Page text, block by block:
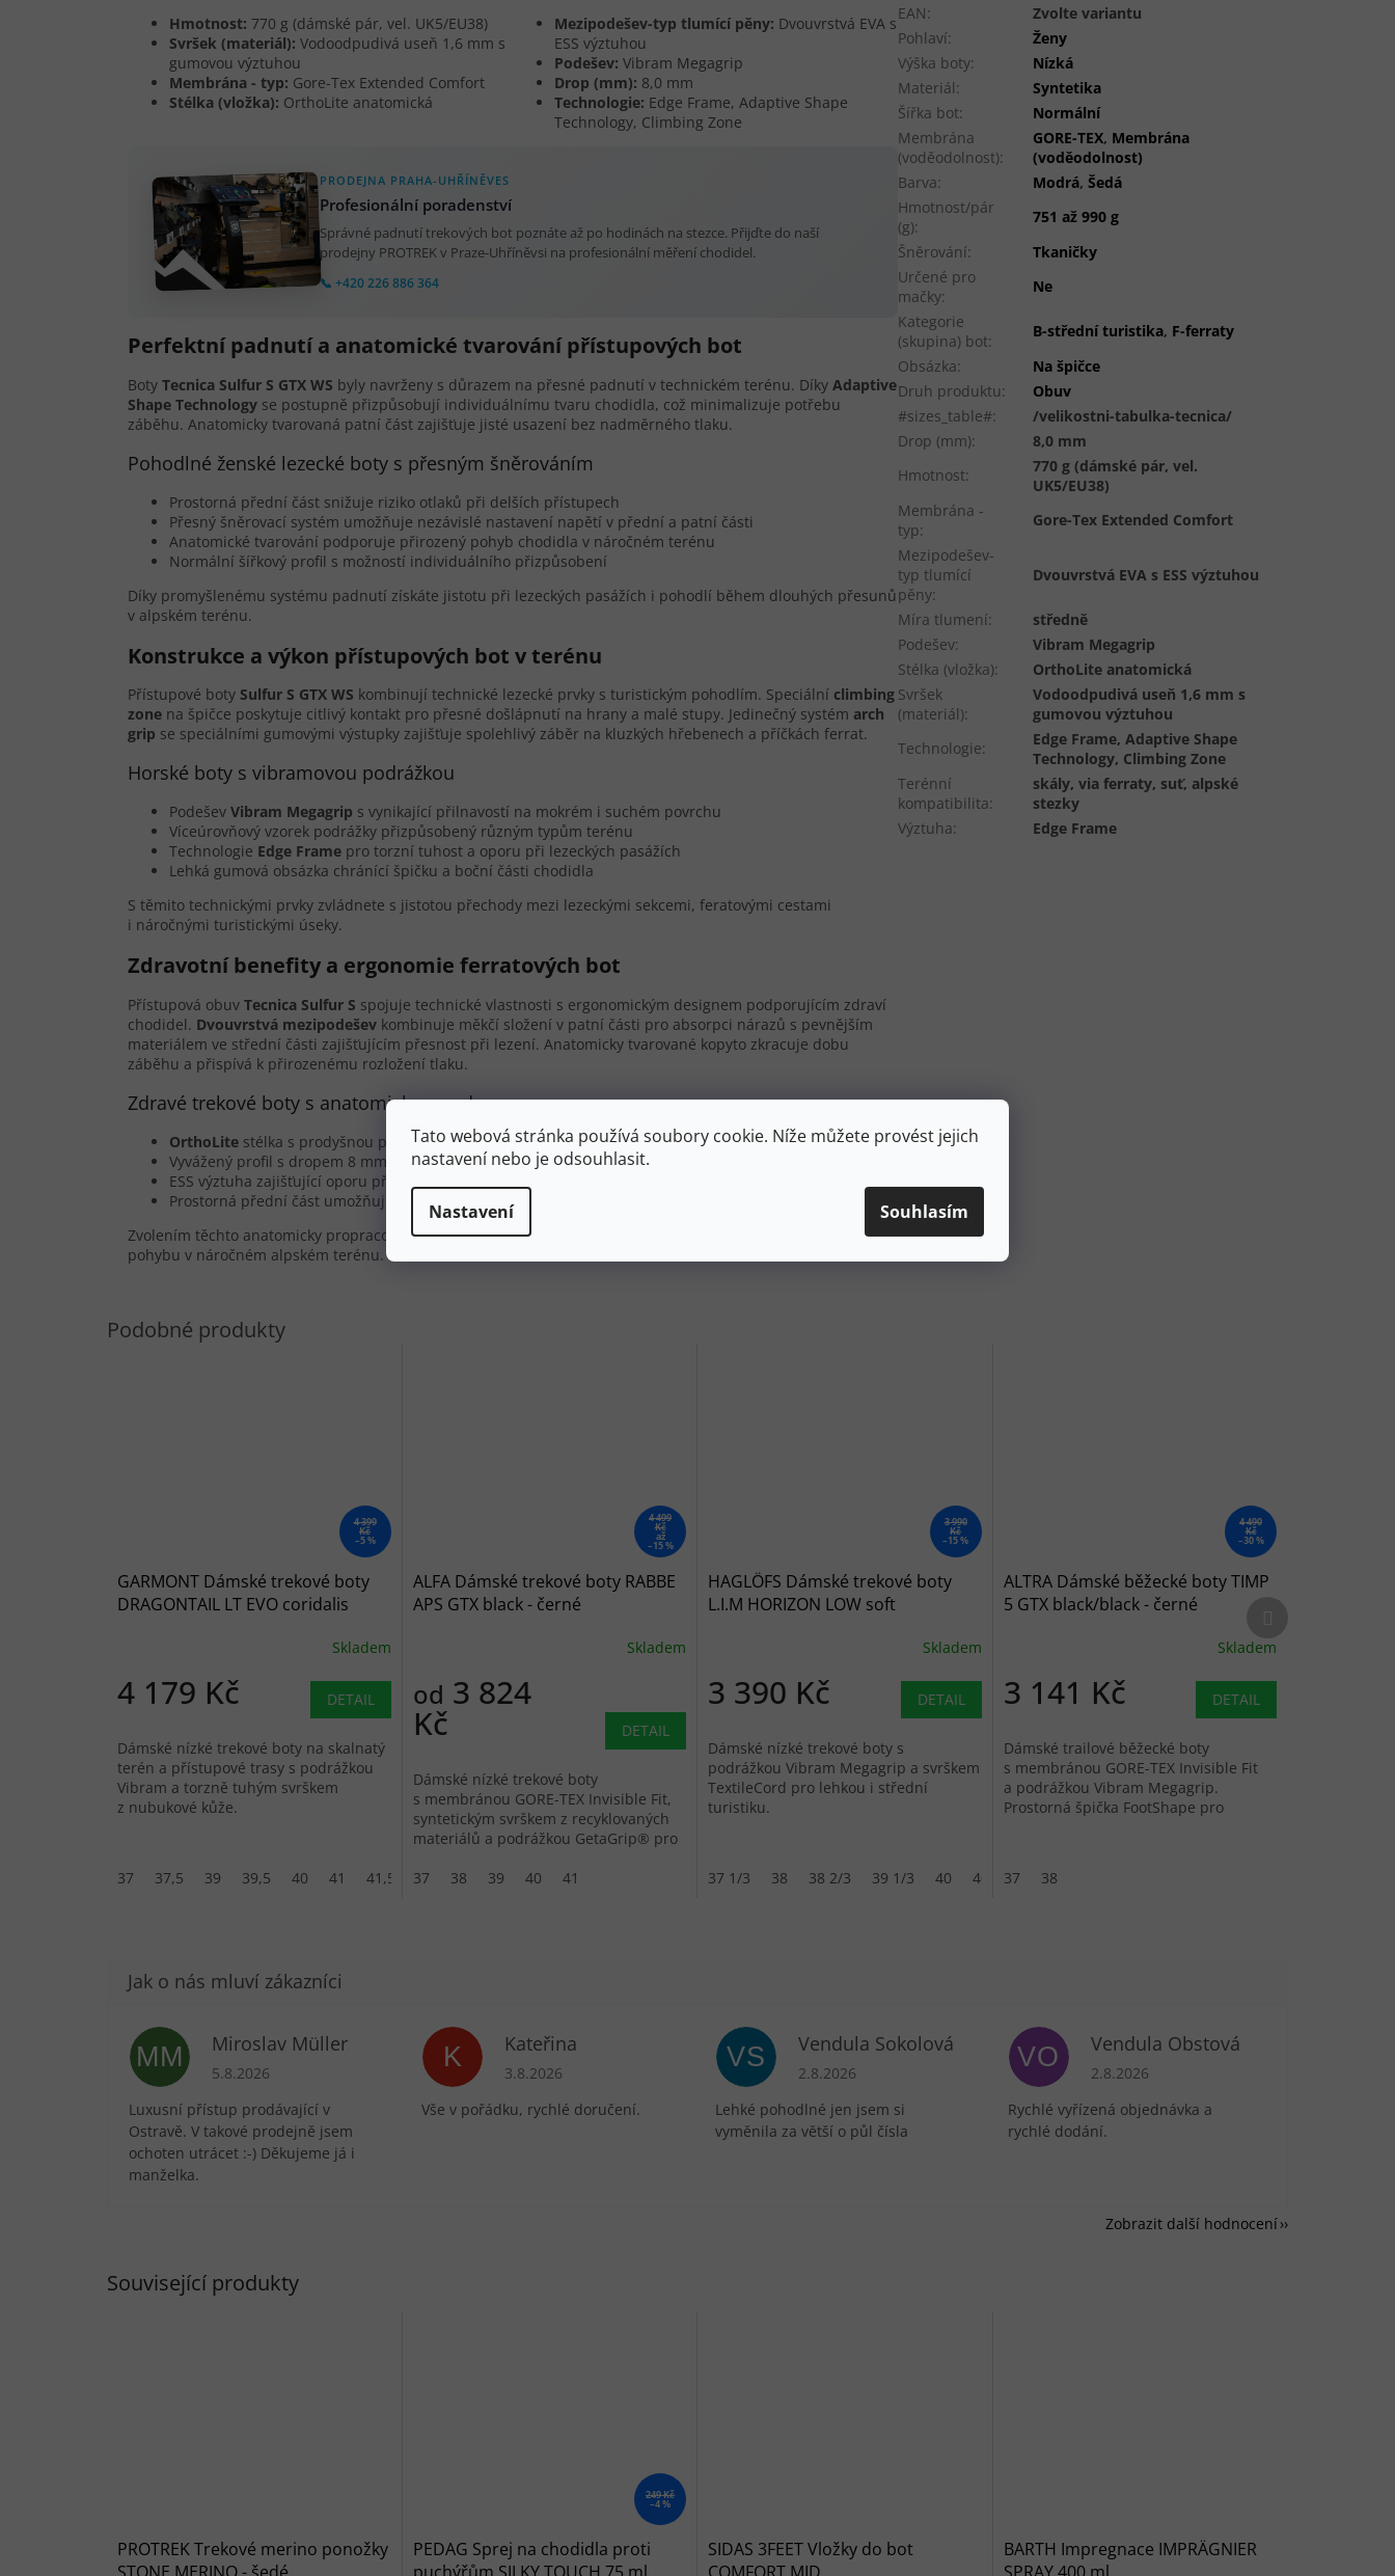
Tato webová stránka používá soubory cookie. Níže můžete provést jejich
nastavení nebo je odsouhlasit.
Nastavení Souhlasím
Související produkty
PROTREK Trekové merino ponožky
249 Kč
–4 %
PEDAG Sprej na chodidla proti
SIDAS 3FEET Vložky do bot
BARTH Impregnace IMPRÄGNIER
Hmotnost: 770 g (dámské pár, vel. UK5/EU38)
Svršek (materiál): Vodoodpudivá useň 1,6 mm s
gumovou výztuhou
Membrána - typ: Gore-Tex Extended Comfort
Stélka (vložka): OrthoLite anatomická
Mezipodešev-typ tlumící pěny: Dvouvrstvá EVA s
ESS výztuhou
Podešev: Vibram Megagrip
Drop (mm): 8,0 mm
Technologie: Edge Frame, Adaptive Shape
Technology, Climbing Zone
PRODEJNA PRAHA-UHŘÍNĚVES
Profesionální poradenství
Správné padnutí trekových bot poznáte až po hodinách na stezce. Přijďte do naší
prodejny PROTREK v Praze-Uhříněvsi na profesionální měření chodidel.
📞 +420 226 886 364
Perfektní padnutí a anatomické tvarování přístupových bot
Boty Tecnica Sulfur S GTX WS byly navrženy s důrazem na přesné padnutí v technickém terénu. Díky Adaptive
Shape Technology se postupně přizpůsobují individuálnímu tvaru chodidla, což minimalizuje potřebu
záběhu. Anatomicky tvarovaná patní část zajišťuje jisté usazení bez nadměrného tlaku.
Pohodlné ženské lezecké boty s přesným šněrováním
Prostorná přední část snižuje riziko otlaků při delších přístupech
Přesný šněrovací systém umožňuje nezávislé nastavení napětí v přední a patní části
Anatomické tvarování podporuje přirozený pohyb chodidla v náročném terénu
Normální šířkový profil s možností individuálního přizpůsobení
Díky promyšlenému systému padnutí získáte jistotu při lezeckých pasážích i pohodlí během dlouhých přesunů
v alpském terénu.
Konstrukce a výkon přístupových bot v terénu
Přístupové boty Sulfur S GTX WS kombinují technické lezecké prvky s turistickým pohodlím. Speciální climbing
zone na špičce poskytuje citlivý kontakt pro přesné došlápnutí na hrany a malé stupy. Jedinečný systém arch
grip se speciálními gumovými výstupky zajišťuje spolehlivý záběr na kluzkých hřebenech a příčkách ferrat.
Horské boty s vibramovou podrážkou
Podešev Vibram Megagrip s vynikající přilnavostí na mokrém i suchém povrchu
Víceúrovňový vzorek podrážky přizpůsobený různým typům terénu
Technologie Edge Frame pro torzní tuhost a oporu při lezeckých pasážích
Lehká gumová obsázka chránící špičku a boční části chodidla
S těmito technickými prvky zvládnete s jistotou přechody mezi lezeckými sekcemi, feratovými cestami
i náročnými turistickými úseky.
Zdravotní benefity a ergonomie ferratových bot
Přístupová obuv Tecnica Sulfur S spojuje technické vlastnosti s ergonomickým designem podporujícím zdraví
chodidel. Dvouvrstvá mezipodešev kombinuje měkčí složení v patní části pro absorpci nárazů s pevnějším
materiálem ve střední části zajišťujícím přesnost při lezení. Anatomicky tvarované kopyto zkracuje dobu
záběhu a přispívá k přirozenému rozložení tlaku.
Zdravé trekové boty s anatomickou podporou
OrthoLite stélka s prodyšnou pěnou poskytující dlouhodobé tlumení
Vyvážený profil s dropem 8 mm pro plynulý přechod z paty na špičku
ESS výztuha zajišťující oporu při bočním zatížení během technických pasáží
Prostorná přední část umožňující přirozené rozložení prstů při sestupu
Zvolením těchto anatomicky propracovaných bot investujete do zdraví svých chodidel při dlouhodobém
pohybu v náročném alpském terénu.
EAN:
Zvolte variantu
Pohlaví:
Ženy
Výška boty:
Nízká
Materiál:
Syntetika
Šířka bot:
Normální
Membrána
(voděodolnost):
GORE-TEX, Membrána
(voděodolnost)
Barva: Modrá,Šedá
Hmotnost/pár
(g):
751 až 990 g
Šněrování:
Tkaničky
Určené pro
mačky:
Ne
Kategorie
(skupina) bot:
B-střední turistika, F-ferraty
Obsázka:
Na špičce
Druh produktu:
Obuv
#sizes_table#:
/velikostni-tabulka-tecnica/
Drop (mm):
8,0 mm
Hmotnost:
770 g (dámské pár, vel.
UK5/EU38)
Membrána -
typ:
Gore-Tex Extended Comfort
Mezipodešev-
typ tlumící
pěny:
Dvouvrstvá EVA s ESS výztuhou
Míra tlumení:
středně
Podešev:
Vibram Megagrip
Stélka (vložka):
OrthoLite anatomická
Svršek
(materiál):
Vodoodpudivá useň 1,6 mm s
gumovou výztuhou
Technologie:
Edge Frame, Adaptive Shape
Technology, Climbing Zone
Terénní
kompatibilita:
skály, via ferraty, suť, alpské
stezky
Výztuha: Edge Frame
4 399
Kč
–5 %
GARMONT Dámské trekové boty
DRAGONTAIL LT EVO coridalis
Skladem
4 179 Kč DETAIL
Dámské nízké trekové boty na skalnatý
terén a přístupové trasy s podrážkou
Vibram a torzně tuhým svrškem
z nubukové kůže.
37 37,5 39 39,5 40 41 41,5 42
4 499
Kč
až
–15 %
ALFA Dámské trekové boty RABBE
APS GTX black - černé
Skladem
od 3 824
Kč DETAIL
Dámské nízké trekové boty
s membránou GORE-TEX Invisible Fit,
syntetickým svrškem z recyklovaných
materiálů a podrážkou GetaGrip® pro
37
38 39 40 41
3 990
Kč
–15 %
HAGLÖFS Dámské trekové boty
L.I.M HORIZON LOW soft
Skladem
3 390 Kč DETAIL
Dámské nízké trekové boty s
podrážkou Vibram Megagrip a svrškem
TextileCord pro lehkou i střední
turistiku.
37 1/3 38 38 2/3 39 1/3 40 40 2/3 41 1/3
4 490
Kč
–30 %
ALTRA Dámské běžecké boty TIMP
5 GTX black/black - černé
Skladem
3 141 Kč DETAIL
Dámské trailové běžecké boty
s membránou GORE-TEX Invisible Fit
a podrážkou Vibram Megagrip.
Prostorná špička FootShape pro
37 38
MM Miroslav Müller
Hodnocení obchodu je 5 z 5 hvězdiček.
5.8.2026
Luxusní přístup prodávající v
Ostravě. V takové prodejně jsem
ochoten utrácet :-) Děkujeme já i
manželka.
K Kateřina
Hodnocení obchodu je 5 z 5 hvězdiček.
3.8.2026
Vše v pořádku, rychlé doručení.
VS Vendula Sokolová
Hodnocení obchodu je 5 z 5 hvězdiček.
2.8.2026
Lehké pohodlné jen jsem si
vyměnila za větší o půl čísla
VO Vendula Obstová
Hodnocení obchodu je 5 z 5 hvězdiček.
2.8.2026
Rychlé vyřízená objednávka a
rychlé dodání.
Zobrazit další hodnocení